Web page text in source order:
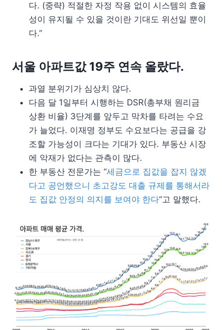
다. (중략) 적절한 자정 작용 없이 시스템의 효율
성이 유지될 수 있을 것이란 기대도 위선일 뿐이
다.”
서울 아파트값 19주 연속 올랐다.
과열 분위기가 심상치 않다.
다음 달 1일부터 시행하는 DSR(총부채 원리금
상환 비율) 3단계를 앞두고 막차를 타려는 수요
가 늘었다. 이재명 정부도 수요보다는 공급을 강
조할 가능성이 크다는 기대가 있다. 부동산 시장
에 악재가 없다는 관측이 많다.
한 부동산 전문가는 “세금으로 집값을 잡지 않겠
다고 공언했으니 초고강도 대출 규제를 통해서라
도 집값 안정의 의지를 보여야 한다”고 말했다.